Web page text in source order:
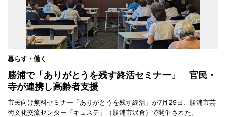
暮らす・働く
勝浦で「ありがとうを残す終活セミナー」 官民・
寺が連携し高齢者支援
市民向け無料セミナー「ありがとうを残す終活」が7月29日、勝浦市芸
術文化交流センター「キュステ」（勝浦市沢倉）で開催された。